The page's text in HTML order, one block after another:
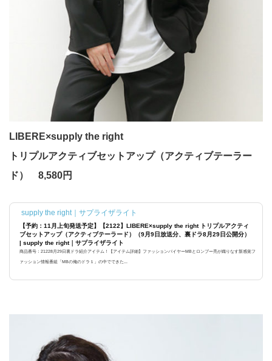
LIBERE×supply the right
トリプルアクティブセットアップ（アクティブテーラー
ド） 8,580円
supply the right｜サプライザライト
【予約：11月上旬発送予定】【2122】LIBERE×supply the right トリプルアクティ
ブセットアップ（アクティブテーラード）（9月9日放送分、裏ドラ8月29日公開分）
| supply the right｜サプライザライト
商品番号：21228月29日裏ドラ紹介アイテム！【アイテム詳細】ファッションバイヤーMBとロンブー亮が織りなす新感覚フ
ァッション情報番組「MBの俺のドラ１」の中でできた...